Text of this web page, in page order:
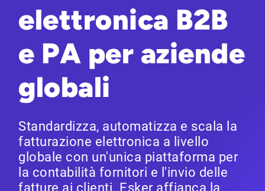
elettronica B2B
e PA per aziende
globali
Standardizza, automatizza e scala la
fatturazione elettronica a livello
globale con un'unica piattaforma per
la contabilità fornitori e l'invio delle
fatture ai clienti. Esker affianca la